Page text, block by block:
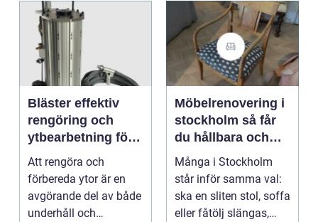
Bläster effektiv
rengöring och
ytbearbetning för
proffs och
hantverkare
Att rengöra och
förbereda ytor är en
avgörande del av både
underhåll och
Möbelrenovering i
stockholm så får
du hållbara och
vackra möbler
Många i Stockholm
står inför samma val:
ska en sliten stol, soffa
eller fåtölj slängas,